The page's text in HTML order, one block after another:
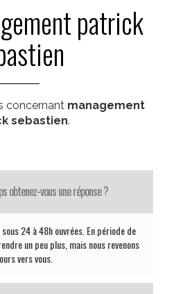
patrick
concernant management
sebastien.
obtenez-vous une réponse ?
24 à 48h ouvrées. En période de
un peu plus, mais nous revenons
vers vous.